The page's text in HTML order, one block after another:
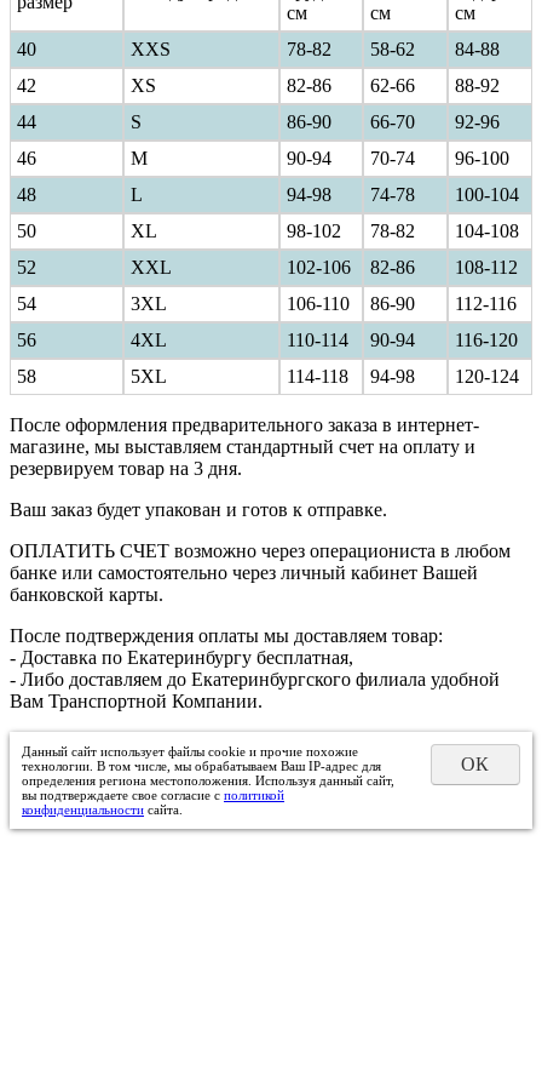
см
см
см
40
ХXS 78-82 58-62
84-88
42
XS 82-86 62-66
88-92
44
S 86-90 66-70
92-96
46
M 90-94 70-74
96-100
48
L 94-98 74-78
100-104
50
XL 98-102 78-82
104-108
52
XXL 102-106 82-86
108-112
54
3XL 106-110 86-90
112-116
56
4XL 110-114 90-94
116-120
58
5XL 114-118 94-98 120-124
После оформления предварительного заказа в интернет-
магазине, мы выставляем стандартный счет на оплату и
резервируем товар на 3 дня.
Ваш заказ будет упакован и готов к отправке.
ОПЛАТИТЬ СЧЕТ возможно через операциониста в любом
банке или самостоятельно через личный кабинет Вашей
банковской карты.
После подтверждения оплаты мы доставляем товар:
- Доставка по Екатеринбургу бесплатная,
- Либо доставляем до Екатеринбургского филиала удобной
Вам Транспортной Компании.
Данный сайт использует файлы cookie и прочие похожие
технологии. В том числе, мы обрабатываем Ваш IP-адрес для
определения региона местоположения. Используя данный сайт,
вы подтверждаете свое согласие с политикой
конфиденциальности сайта.
ОК